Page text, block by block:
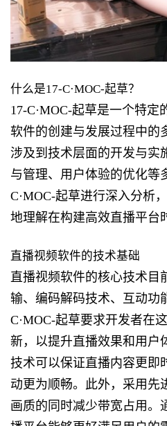
什么是17-C·MOC-起草？
17-C·MOC-起草是一个特
软件的创建与发展过程中的
涉及到技术层面的开发与实
与管理、用户体验的优化等
C·MOC-起草进行深入分析
地理解在构建高效直播平台
直播视频软件的技术基础
直播视频软件的核心技术目
输、编码解码技术、互动功
C·MOC-起草要求开发者在
新，以提升直播效果和用户
技术可以保证直播内容更即
动更为顺畅。此外，采用先
画质的同时减少带宽占用。